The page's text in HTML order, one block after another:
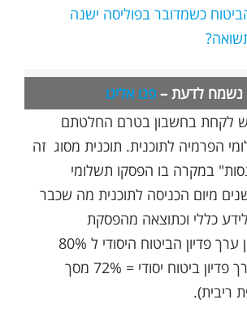
הביטוח כשמדובר בפוליסה ישנה
נשמח לדעת – פנו אלינו
לקחת בחשבון בטרם החלטתם
הפרמיה לתוכנית. תוכנית מסוג זה
במקרה בו הפסקו תשלומי
תוך 5 שנים מיום הכניסה לתוכנית מה שכבר
כללי וכתוצאה מהפסקת
התשלומים הוקטן ערך פדיון הביטוח היסודי ל 80%
מהערך עצמו (ערך פדיון ביטוח יסודי = 72% מסך
ריבית).